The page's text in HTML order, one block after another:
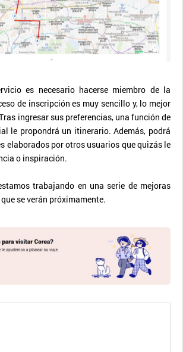
es necesario hacerse miembro de la
de inscripción es muy sencillo y, lo mejor
ingresar sus preferencias, una función de
le propondrá un itinerario. Además, podrá
elaborados por otros usuarios que quizás le
o inspiración.
trabajando en una serie de mejoras
se verán próximamente.